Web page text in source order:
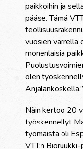
paikkoihin ja
pääse. Tämä
vuosien varrella
monenlaisia
olen
Anjalankoskella.”
Näin kertoo 20
työskennellyt
työmaista oli
VTT:n